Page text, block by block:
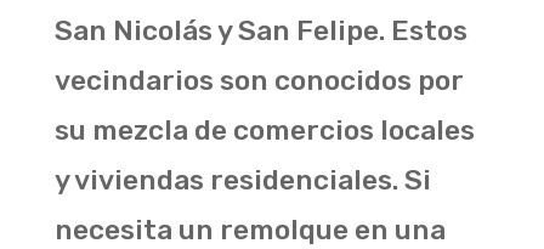
San Nicolás y San Felipe. Estos
vecindarios son conocidos por
su mezcla de comercios locales
y viviendas residenciales. Si
necesita un remolque en una